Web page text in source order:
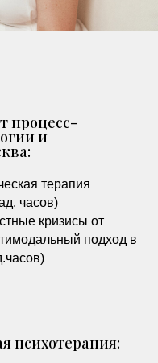
процесс-
и
терапия
часов)
кризисы от
подход в
психотерапия: